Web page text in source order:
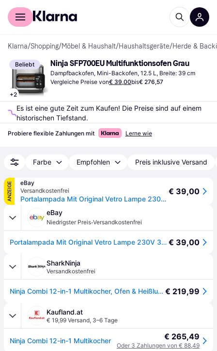
Für Shopper
Klarna/Shopping/Möbel & Haushalt/Haushaltsgeräte/Herde &
Beliebt
+2
Ninja SFP700EU Multifunktionsofen Grau
Dampfbackofen, Mini-Backofen, 12.5 L, Breite: 39 cm
Vergleiche Preise von€ 39,00bis€ 276,57
Es ist eine gute Zeit zum Kaufen! Die Preise sind auf einem
historischen Tiefstand.
Probiere flexible Zahlungen mit Lerne wie
Farbe Empfohlen Preis inklusive Versand
ANZEIGE
eBay
Versandkostenfrei
Portalampada Mit Original Vetro Lampe 230V 300°C Für Ninja Combi Cooker
€ 39,00
eBay
Niedrigster Preis·Versandkostenfrei
Portalampada Mit Original Vetro Lampe 230V 300°C Für Ninja Combi Cooker € 39,00
SharkNinja
Versandkostenfrei
Ninja Combi 12-in-1 Multikocher, Ofen & Heißluftfritteuse | SFP700EU | von SharkNinja € 219,99
Kaufland.at
€ 19,99 Versand, 3–6 Tage
Ninja Combi 12-in-1 Multikocher € 265,49
Oder 3 Zahlungen von € 88,49